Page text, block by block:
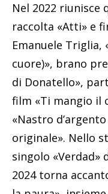
Nel 2022 riunisce
raccolta «Atti» e
Emanuele
cuore)», brano
di Donatello»,
film «Ti mangio il
«Nastro
originale». Nello
singolo «Verdad»
2024 torna